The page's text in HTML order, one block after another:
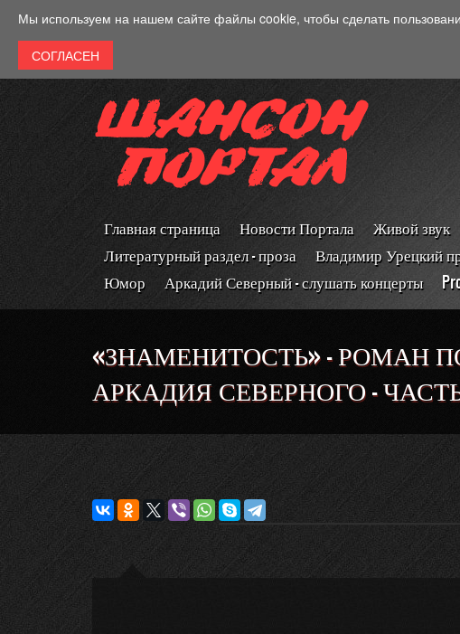
Мы используем на нашем сайте файлы cookie, чтобы сделать
Главная страница Новости Портала Живой звук
Литературный раздел - проза
Владимир Урецкий
Юмор
Аркадий Северный - слушать концерты
«ЗНАМЕНИТОСТЬ» - РОМАН
АРКАДИЯ СЕВЕРНОГО -